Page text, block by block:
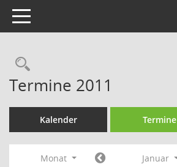
Toggle navigation
Rechercheauswahl
Termine 2011
Kalender Termine
Monat Januar